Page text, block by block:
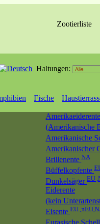
Zootierliste
Haltungen:
Fische
Amerikaeiderente
(Amerikanische
Amerikanische
Amerikanischer
Brillenente NA
Büffelkopfente
Dunkelsäger EU
Eiderente
(kein
Eisente EU